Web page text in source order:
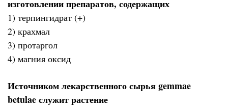
изготовлении препаратов, содержащих
1) терпингидрат (+)
2) крахмал
3) протаргол
4) магния оксид
Источником лекарственного сырья gemmae
betulae служит растение